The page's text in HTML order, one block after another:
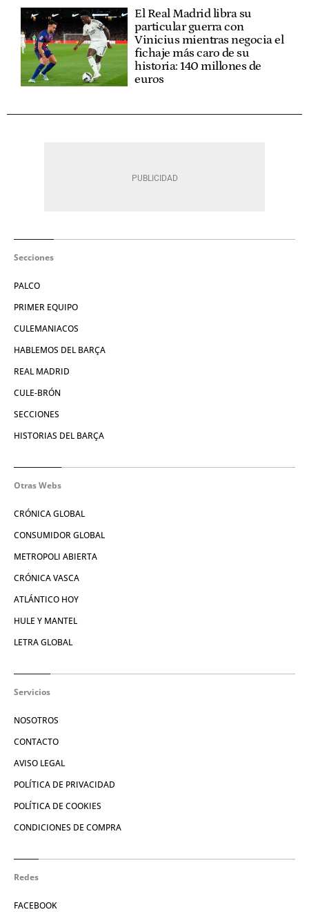
El Real Madrid libra su
particular guerra con
Vinicius mientras negocia el
fichaje más caro de su
historia: 140 millones de
euros
Secciones
PALCO
PRIMER EQUIPO
CULEMANIACOS
HABLEMOS DEL BARÇA
REAL MADRID
CULE-BRÓN
SECCIONES
HISTORIAS DEL BARÇA
Otras Webs
CRÓNICA GLOBAL
CONSUMIDOR GLOBAL
METROPOLI ABIERTA
CRÓNICA VASCA
ATLÁNTICO HOY
HULE Y MANTEL
LETRA GLOBAL
Servicios
NOSOTROS
CONTACTO
AVISO LEGAL
POLÍTICA DE PRIVACIDAD
POLÍTICA DE COOKIES
CONDICIONES DE COMPRA
Redes
FACEBOOK